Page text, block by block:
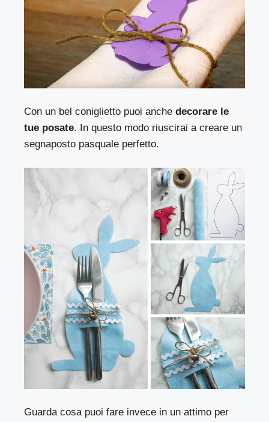
Con un bel coniglietto puoi anche decorare le
tue posate. In questo modo riuscirai a creare un
segnaposto pasquale perfetto.
Guarda cosa puoi fare invece in un attimo per